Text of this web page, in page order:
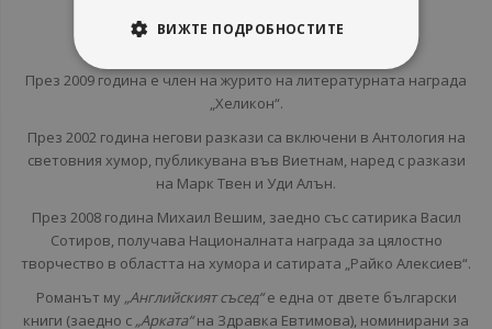
През 2009 година е член на журито на литературната награда
„Хеликон“.
През 2002 година негови разкази са включени в Антология на
световния хумор, публикувана във Виетнам, наред с разкази
на Марк Твен и Уди Алън.
През 2008 година Михаил Вешим, заедно със сатирика Васил
Сотиров, получава Националната награда за цялостно
творчество в областта на хумора и сатирата „Райко Алексиев“.
Романът му „Английският съсед“е една от двете български
книги (заедно с „Арката“на Здравка Евтимова), номинирани за
ВИЖТЕ ПОДРОБНОСТИТЕ